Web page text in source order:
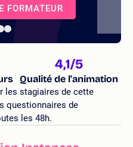
FORMATEUR
4,1/5
Qualité de l'animation
les stagiaires de cette
questionnaires de
les 48h.